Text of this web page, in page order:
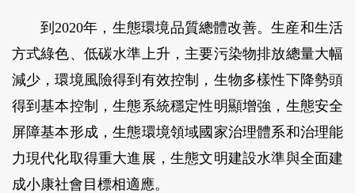
到2020年，生態環境品質總體改善。生産和生活
方式綠色、低碳水準上升，主要污染物排放總量大幅
減少，環境風險得到有效控制，生物多樣性下降勢頭
得到基本控制，生態系統穩定性明顯增強，生態安全
屏障基本形成，生態環境領域國家治理體系和治理能
力現代化取得重大進展，生態文明建設水準與全面建
成小康社會目標相適應。